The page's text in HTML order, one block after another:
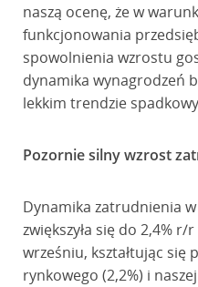
naszą ocenę, że w
funkcjonowania
spowolnienia wzrostu
dynamika wynagrodzeń
lekkim trendzie
Pozornie silny wzrost
Dynamika zatrudnienia
zwiększyła się do 2,4% r/
wrześniu, kształtując się
rynkowego (2,2%) i